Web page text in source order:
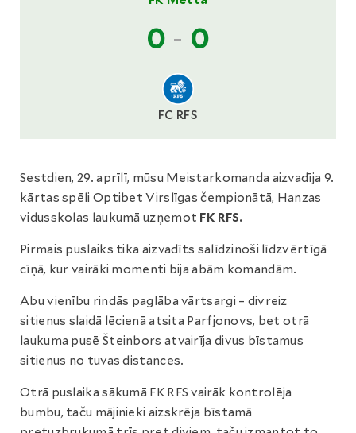
0 - 0
FC RFS
Sestdien, 29. aprīlī, mūsu Meistarkomanda aizvadīja 9.
kārtas spēli Optibet Virslīgas čempionātā, Hanzas
vidusskolas laukumā uzņemot FK RFS.
Pirmais puslaiks tika aizvadīts salīdzinoši līdzvērtīgā
cīņā, kur vairāki momenti bija abām komandām.
Abu vienību rindās paglāba vārtsargi – divreiz
sitienus slaidā lēcienā atsita Parfjonovs, bet otrā
laukuma pusē Šteinbors atvairīja divus bīstamus
sitienus no tuvas distances.
Otrā puslaika sākumā FK RFS vairāk kontrolēja
bumbu, taču mājinieki aizskrēja bīstamā